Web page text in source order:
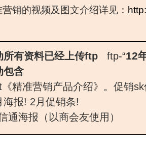
销的视频及图文介绍详见：
所有资料已经上传ftp ftp-“12
包含
《精准营销产品介绍》。促销sk
海报! 2 月促销条!
通海报（以商会友使用）